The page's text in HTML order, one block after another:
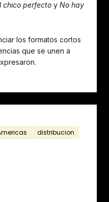
chico perfecto y No hay
los formatos cortos
que se unen a
distribucion